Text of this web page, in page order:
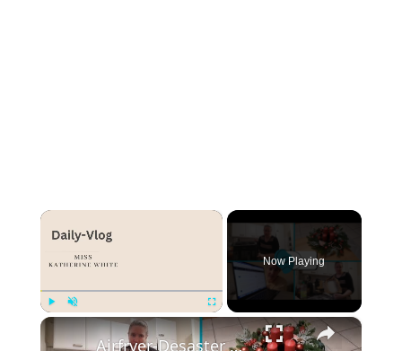
×
Unmute Fullscreen
Now Playing
×
Airfryer-Desaster 😩, Temu-Paket 📦 & 150 Blog-Posts an einem Wochenende 🤯 | Daily Vlog